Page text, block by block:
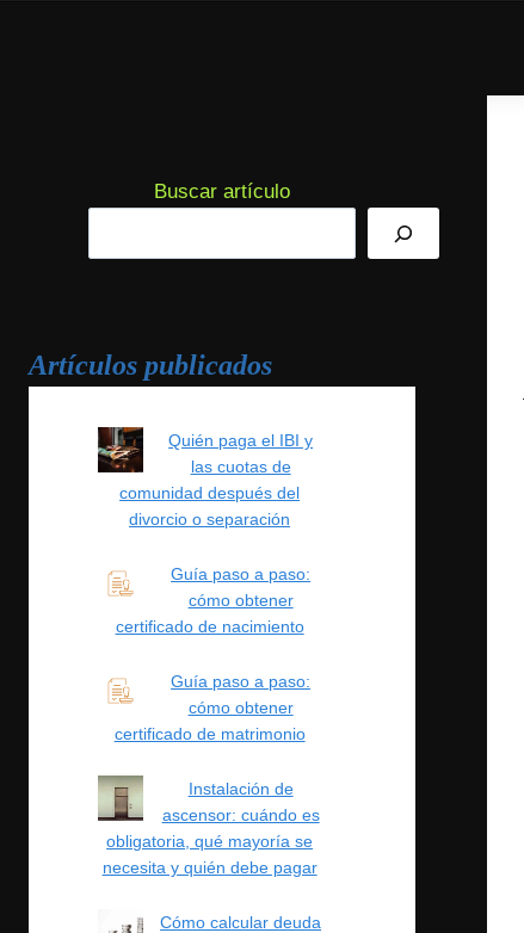
Buscar artículo
Artículos publicados
Quién paga el IBI y
las cuotas de
comunidad después del
divorcio o separación
Guía paso a paso:
cómo obtener
certificado de nacimiento
Guía paso a paso:
cómo obtener
certificado de matrimonio
Instalación de
ascensor: cuándo es
obligatoria, qué mayoría se
necesita y quién debe pagar
Cómo calcular deuda